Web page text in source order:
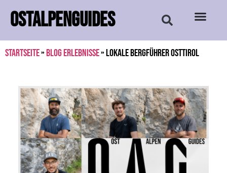
OSTALPENGUIDES
Startseite»Blog Erlebnisse»Lokale Bergführer Osttirol